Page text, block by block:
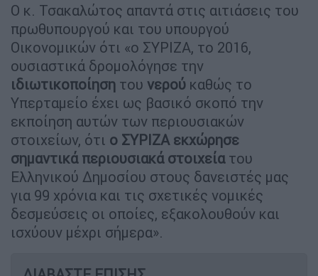
Ο κ. Τσακαλώτος απαντά στις αιτιάσεις του
πρωθυπουργού και του υπουργού
Οικονομικών ότι «ο ΣΥΡΙΖΑ, το 2016,
ουσιαστικά δρομολόγησε την
ιδιωτικοποίηση του νερού καθώς το
Υπερταμείο έχει ως βασικό σκοπό την
εκποίηση αυτών των περιουσιακών
στοιχείων, ότι ο ΣΥΡΙΖΑ εκχώρησε
σημαντικά περιουσιακά στοιχείατου
Ελληνικού Δημοσίου στους δανειστές μας
για 99 χρόνια και τις σχετικές νομικές
δεσμεύσεις οι οποίες, εξακολουθούν και
ισχύουν μέχρι σήμερα».